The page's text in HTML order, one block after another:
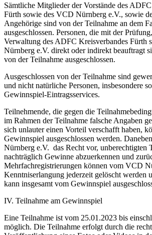
Sämtliche Mitglieder der Vorstände des
Fürth sowie des VCD Nürnberg e.V., sowie
Angehörige sind von der Teilnahme an dem
ausgeschlossen. Personen, die mit der
Verwaltung des ADFC Kreisverbandes Fürth
Nürnberg e.V. direkt oder indirekt beauftragt
von der Teilnahme ausgeschlossen.
Ausgeschlossen von der Teilnahme sind
und nicht natürliche Personen, insbesondere
Gewinnspiel-Eintragsservices.
Teilnehmende, die gegen die
im Rahmen der Teilnahme falsche Angaben
sich unlauter einen Vorteil verschafft haben,
Gewinnspiel ausgeschlossen werden.
Nürnberg e.V. das Recht vor, unberechtigten
nachträglich Gewinne abzuerkennen und
Mehrfachregistrierungen können vom VCD
Kenntniserlangung jederzeit gelöscht werden
kann insgesamt vom Gewinnspiel
IV. Teilnahme am Gewinnspiel
Eine Teilnahme ist vom 25.01.2023 bis
möglich. Die Teilnahme erfolgt durch die